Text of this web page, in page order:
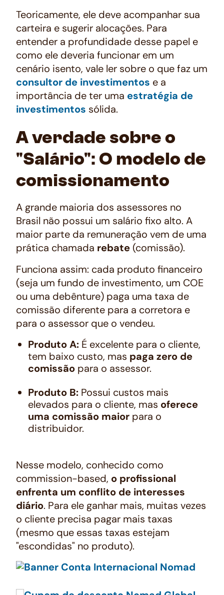
Teoricamente, ele deve acompanhar sua
carteira e sugerir alocações. Para
entender a profundidade desse papel e
como ele deveria funcionar em um
cenário isento, vale ler sobre o que faz um
consultor de investimentos e a
importância de ter uma estratégia de
investimentos sólida.
A verdade sobre o
"Salário": O modelo de
comissionamento
A grande maioria dos assessores no
Brasil não possui um salário fixo alto. A
maior parte da remuneração vem de uma
prática chamada rebate (comissão).
Funciona assim: cada produto financeiro
(seja um fundo de investimento, um COE
ou uma debênture) paga uma taxa de
comissão diferente para a corretora e
para o assessor que o vendeu.
Produto A: É excelente para o cliente,
tem baixo custo, mas paga zero de
comissão para o assessor.
Produto B: Possui custos mais
elevados para o cliente, mas oferece
uma comissão maior para o
distribuidor.
Nesse modelo, conhecido como
commission-based, o profissional
enfrenta um conflito de interesses
diário. Para ele ganhar mais, muitas vezes
o cliente precisa pagar mais taxas
(mesmo que essas taxas estejam
"escondidas" no produto).